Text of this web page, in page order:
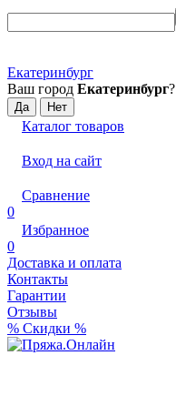
Екатеринбург
Ваш город Екатеринбург?
Каталог товаров
Вход на сайт
Сравнение
0
Избранное
0
Доставка и оплата
Контакты
Гарантии
Отзывы
% Скидки %